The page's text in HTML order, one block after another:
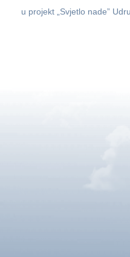
u projekt „Svjetlo nade”